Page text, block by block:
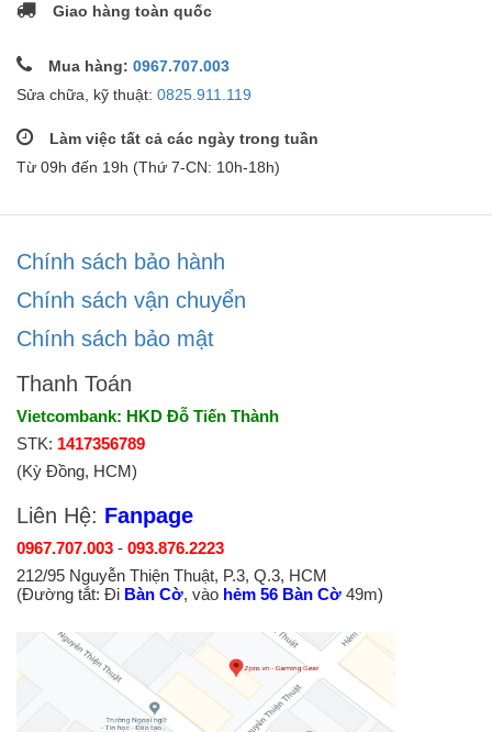
Giao hàng toàn quốc
Mua hàng: 0967.707.003
Sửa chữa, kỹ thuật: 0825.911.119
Làm việc tất cả các ngày trong tuần
Từ 09h đến 19h (Thứ 7-CN: 10h-18h)
Chính sách bảo hành
Chính sách vận chuyển
Chính sách bảo mật
Thanh Toán
Vietcombank: HKD Đỗ Tiến Thành
STK: 1417356789
(Kỳ Đồng, HCM)
Liên Hệ: Fanpage
0967.707.003 - 093.876.2223
212/95 Nguyễn Thiện Thuật, P.3, Q.3, HCM
(Đường tắt: Đi Bàn Cờ, vào hẻm 56 Bàn Cờ 49m)